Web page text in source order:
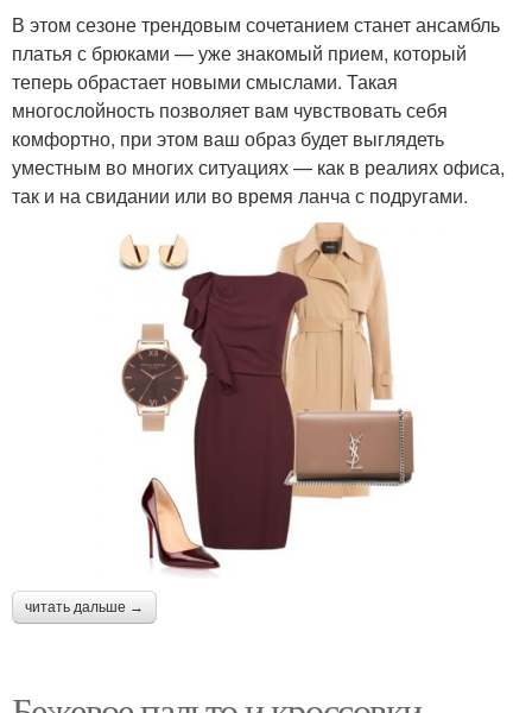
В этом сезоне трендовым сочетанием станет ансамбль
платья с брюками — уже знакомый прием, который
теперь обрастает новыми смыслами. Такая
многослойность позволяет вам чувствовать себя
комфортно, при этом ваш образ будет выглядеть
уместным во многих ситуациях — как в реалиях офиса,
так и на свидании или во время ланча с подругами.
читать дальше →